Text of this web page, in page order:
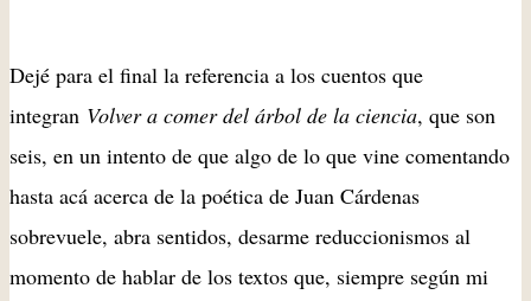
Dejé para el final la referencia a los cuentos que
integran Volver a comer del árbol de la ciencia, que son
seis, en un intento de que algo de lo que vine comentando
hasta acá acerca de la poética de Juan Cárdenas
sobrevuele, abra sentidos, desarme reduccionismos al
momento de hablar de los textos que, siempre según mi